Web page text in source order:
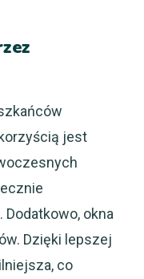
jest
okna
Dzięki lepszej
co